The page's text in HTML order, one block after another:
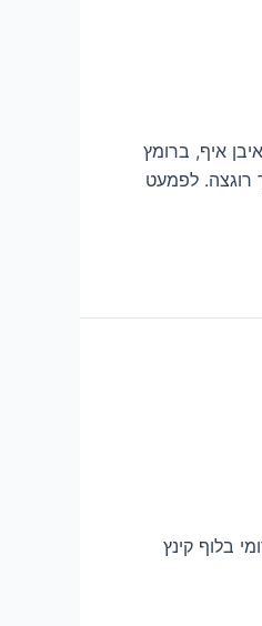
איף, ברומץ
רוגצה. לפמעט
בלוף קינץ